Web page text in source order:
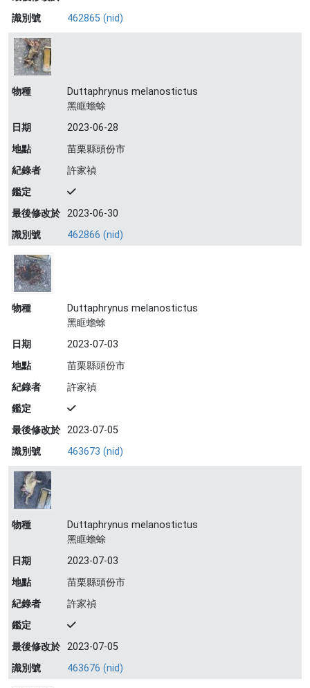
識別號
462865 (nid)
物種
Duttaphrynus melanostictus
黑眶蟾蜍
日期
2023-06-28
地點
苗栗縣頭份市
紀錄者
許家禎
鑑定
最後修改於 2023-06-30
識別號
462866 (nid)
物種
Duttaphrynus melanostictus
黑眶蟾蜍
日期
2023-07-03
地點
苗栗縣頭份市
紀錄者
許家禎
鑑定
最後修改於 2023-07-05
識別號
463673 (nid)
物種
Duttaphrynus melanostictus
黑眶蟾蜍
日期
2023-07-03
地點
苗栗縣頭份市
紀錄者
許家禎
鑑定
最後修改於 2023-07-05
識別號
463676 (nid)